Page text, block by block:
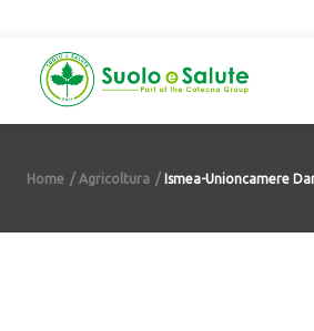
Home Agricoltura Ismea-Unioncamere